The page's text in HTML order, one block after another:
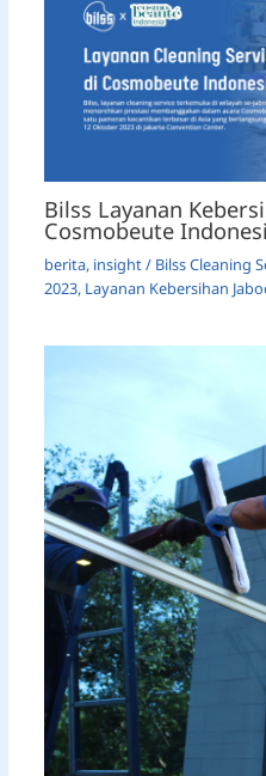
Bilss Layanan
Cosmobeute
berita, insight/ Bilss Cleaning
2023, Layanan Kebersihan